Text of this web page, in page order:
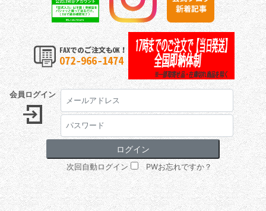
会員ログイン
次回自動ログイン PWお忘れですか？